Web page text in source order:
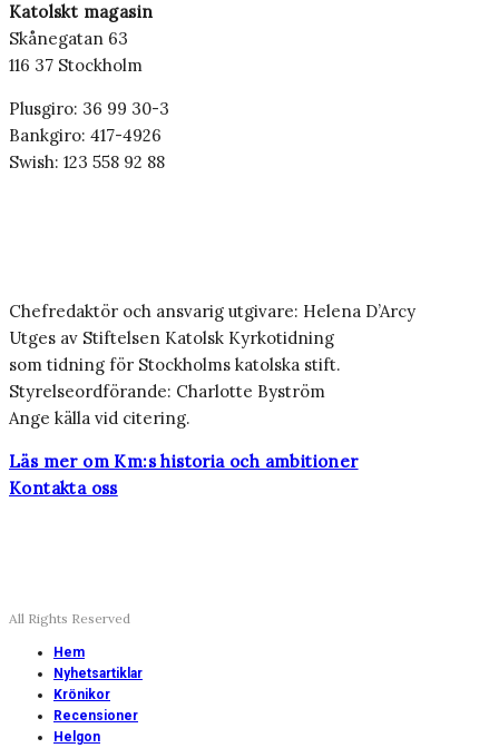
Katolskt magasin
Skånegatan 63
116 37 Stockholm
Plusgiro: 36 99 30-3
Bankgiro: 417-4926
Swish: 123 558 92 88
Chefredaktör och ansvarig utgivare: Helena D’Arcy
Utges av Stiftelsen Katolsk Kyrkotidning
som tidning för Stockholms katolska stift.
Styrelseordförande: Charlotte Byström
Ange källa vid citering.
Läs mer om Km:s historia och ambitioner
Kontakta oss
All Rights Reserved
Hem
Nyhetsartiklar
Krönikor
Recensioner
Helgon